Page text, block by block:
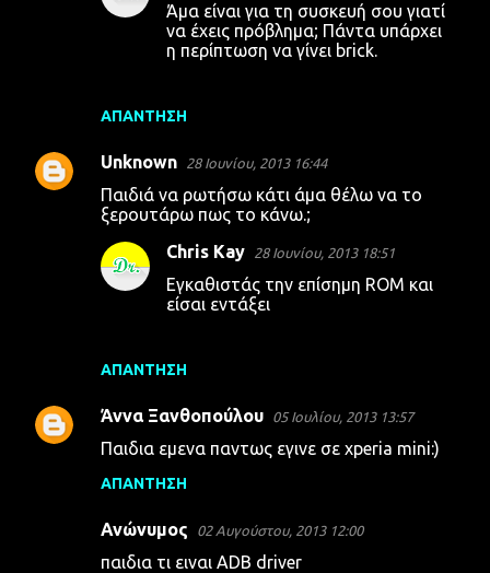
ΑΠΆΝΤΗΣΗ
Άμα είναι για τη συσκευή σου γιατί
να έχεις πρόβλημα; Πάντα υπάρχει
η περίπτωση να γίνει brick.
Unknown 28 Ιουνίου, 2013 16:44
Παιδιά να ρωτήσω κάτι άμα θέλω να το
ξερουτάρω πως το κάνω.;
ΑΠΆΝΤΗΣΗ
Chris Kay 28 Ιουνίου, 2013 18:51
Εγκαθιστάς την επίσημη ROM και
είσαι εντάξει
Άννα Ξανθοπούλου 05 Ιουλίου, 2013 13:57
Παιδια εμενα παντως εγινε σε xperia mini:)
ΑΠΆΝΤΗΣΗ
Ανώνυμος 02 Αυγούστου, 2013 12:00
παιδια τι ειναι ADB driver